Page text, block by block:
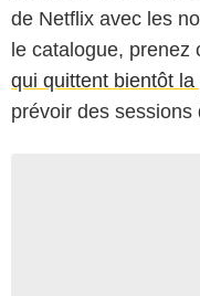
de Netflix avec les
le catalogue, prenez
qui quittent bientôt
prévoir des sessions